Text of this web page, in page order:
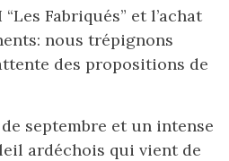
Fabriqués” et l’achat
nous trépignons
des propositions de
septembre et un intense
ardéchois qui vient de